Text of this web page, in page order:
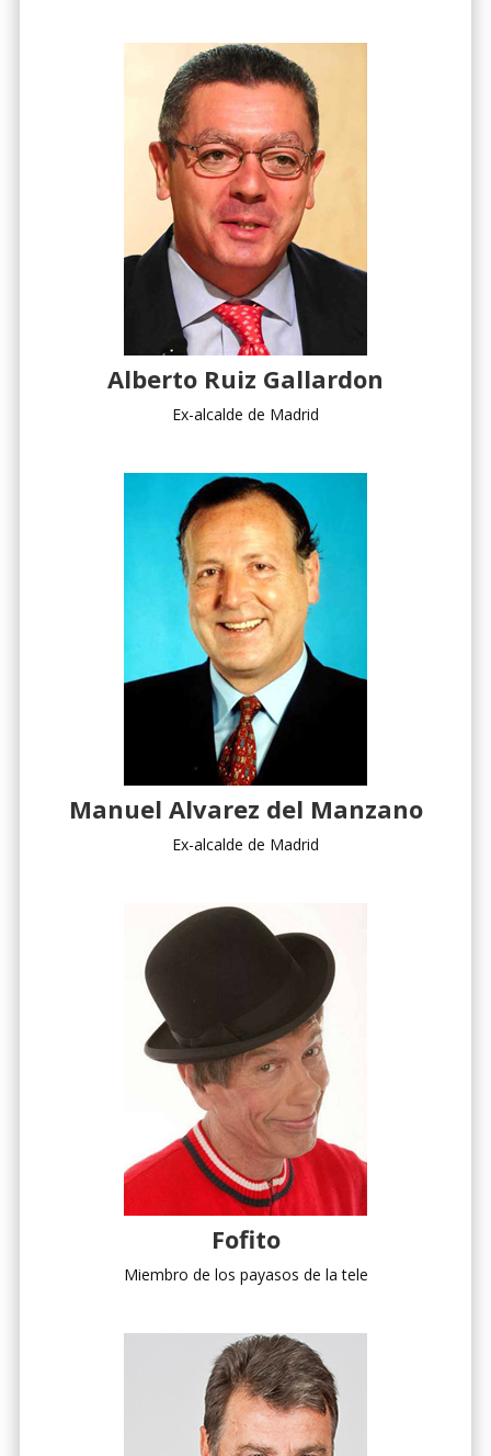
Alberto Ruiz Gallardon
Ex-alcalde de Madrid
Manuel Alvarez del Manzano
Ex-alcalde de Madrid
Fofito
Miembro de los payasos de la tele